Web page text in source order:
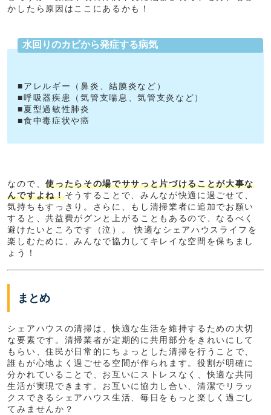
かしたら原因はここにあるかも！
水回りのカビから発症する病気
■アレルギー（鼻炎、結膜炎など）
■呼吸器疾患（気管支喘息、気管支炎など）
■夏型過敏性肺炎
■食中毒症状や癌
なので、使ったらその場でササっと片づけることが大事な
んですよね！そうすることで、みんなが快適に過ごせて、
気持ちもすっきり。さらに、もし清掃業者に追加でお願い
すると、共益費がグンと上がることもあるので、なるべく
避けたいところです（泣）。 快適なシェアハウスライフを
楽しむために、みんなで協力してキレイな空間を保ちまし
ょう！
まとめ
シェアハウスの清掃は、快適な生活を維持するための大切
な要素です。清掃業者が定期的に共用部分をきれいにして
もらい、住民が日常的にちょっとした清掃を行うことで、
誰もが心地よく過ごせる空間が作られます。役割が明確に
分かれていることで、お互いにストレスなく、快適な共同
生活が実現できます。お互いに協力し合い、清潔でリラッ
クスできるシェアハウス生活、毎日をもっと楽しく過ごし
てみませんか？